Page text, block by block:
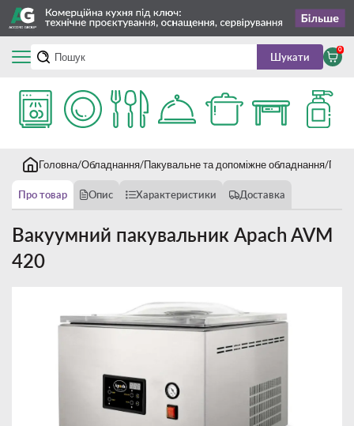
Шукати
0
Головна Обладнання Пакувальне та допоміжне обладнання
Про товар Опис Характеристики Доставка
Вакуумний пакувальник Apach AVM
420